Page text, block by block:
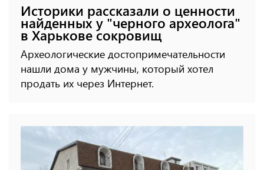
Историки рассказали о ценности
найденных у "черного археолога"
в Харькове сокровищ
Археологические достопримечательности
нашли дома у мужчины, который хотел
продать их через Интернет.